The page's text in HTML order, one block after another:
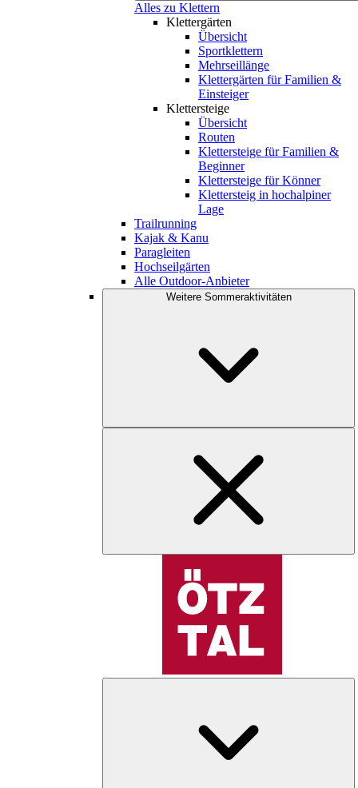
Alles zu Klettern
Klettergärten
Übersicht
Sportklettern
Mehrseillänge
Klettergärten für Familien &
Einsteiger
Klettersteige
Übersicht
Routen
Klettersteige für Familien &
Beginner
Klettersteige für Könner
Klettersteig in hochalpiner
Lage
Trailrunning
Kajak & Kanu
Paragleiten
Hochseilgärten
Alle Outdoor-Anbieter
Weitere Sommeraktivitäten